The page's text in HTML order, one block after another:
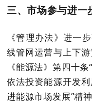
三、市场参与进一
《管理办法》进一
线管网运营与上下
《能源法》第四十
依法投资能源开发
进能源市场发展”精